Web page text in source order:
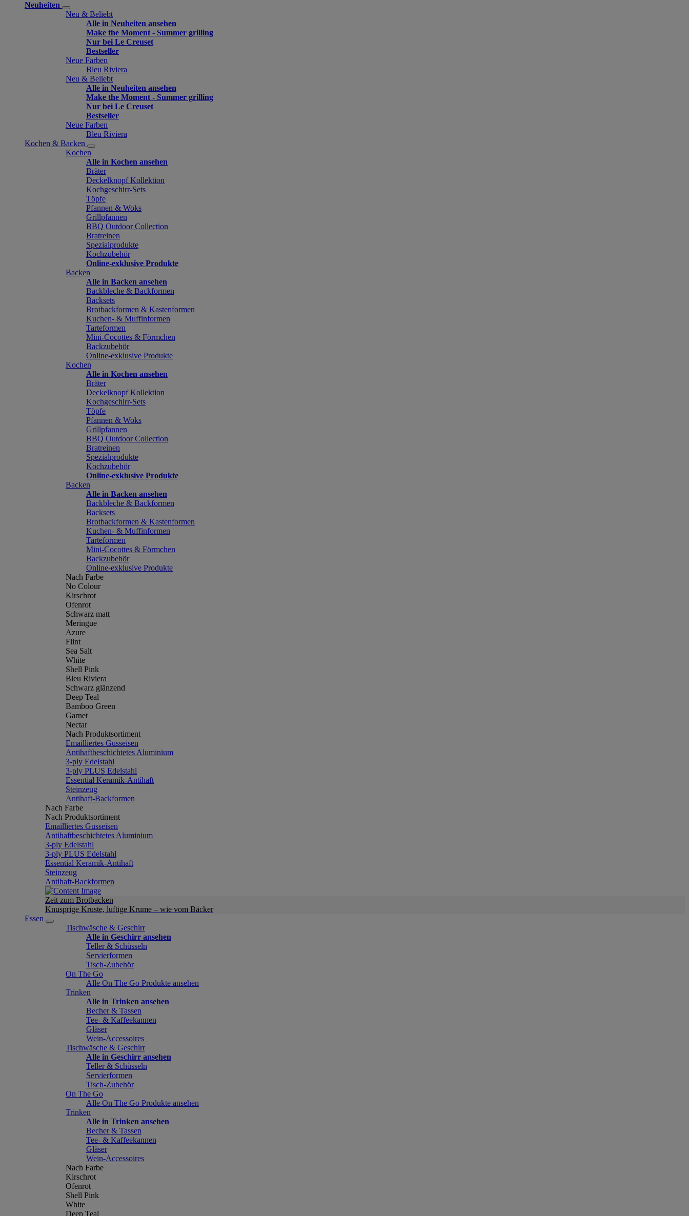
Neuheiten
Neu & Beliebt
Alle in Neuheiten ansehen
Make the Moment - Summer grilling
Nur bei Le Creuset
Bestseller
Neue Farben
Bleu Riviera
Neu & Beliebt
Alle in Neuheiten ansehen
Make the Moment - Summer grilling
Nur bei Le Creuset
Bestseller
Neue Farben
Bleu Riviera
Kochen & Backen
Kochen
Alle in Kochen ansehen
Bräter
Deckelknopf Kollektion
Kochgeschirr-Sets
Töpfe
Pfannen & Woks
Grillpfannen
BBQ Outdoor Collection
Bratreinen
Spezialprodukte
Kochzubehör
Online-exklusive Produkte
Backen
Alle in Backen ansehen
Backbleche & Backformen
Backsets
Brotbackformen & Kastenformen
Kuchen- & Muffinformen
Tarteformen
Mini-Cocottes & Förmchen
Backzubehör
Online-exklusive Produkte
Kochen
Alle in Kochen ansehen
Bräter
Deckelknopf Kollektion
Kochgeschirr-Sets
Töpfe
Pfannen & Woks
Grillpfannen
BBQ Outdoor Collection
Bratreinen
Spezialprodukte
Kochzubehör
Online-exklusive Produkte
Backen
Alle in Backen ansehen
Backbleche & Backformen
Backsets
Brotbackformen & Kastenformen
Kuchen- & Muffinformen
Tarteformen
Mini-Cocottes & Förmchen
Backzubehör
Online-exklusive Produkte
Nach Farbe
No Colour
Kirschrot
Ofenrot
Schwarz matt
Meringue
Azure
Flint
Sea Salt
White
Shell Pink
Bleu Riviera
Schwarz glänzend
Deep Teal
Bamboo Green
Garnet
Nectar
Nach Produktsortiment
Emailliertes Gusseisen
Antihaftbeschichtetes Aluminium
3-ply Edelstahl
3-ply PLUS Edelstahl
Essential Keramik-Antihaft
Steinzeug
Antihaft-Backformen
Nach Farbe
Nach Produktsortiment
Emailliertes Gusseisen
Antihaftbeschichtetes Aluminium
3-ply Edelstahl
3-ply PLUS Edelstahl
Essential Keramik-Antihaft
Steinzeug
Antihaft-Backformen
Zeit zum Brotbacken
Knusprige Kruste, luftige Krume – wie vom Bäcker
Essen
Tischwäsche & Geschirr
Alle in Geschirr ansehen
Teller & Schüsseln
Servierformen
Tisch-Zubehör
On The Go
Alle On The Go Produkte ansehen
Trinken
Alle in Trinken ansehen
Becher & Tassen
Tee- & Kaffeekannen
Gläser
Wein-Accessoires
Tischwäsche & Geschirr
Alle in Geschirr ansehen
Teller & Schüsseln
Servierformen
Tisch-Zubehör
On The Go
Alle On The Go Produkte ansehen
Trinken
Alle in Trinken ansehen
Becher & Tassen
Tee- & Kaffeekannen
Gläser
Wein-Accessoires
Nach Farbe
Kirschrot
Ofenrot
Shell Pink
White
Deep Teal